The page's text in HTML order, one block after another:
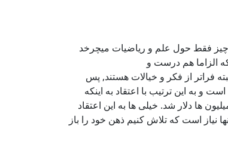
فقط حول علم و ریاضیات میچرخد
الزاما هم درست و
فراتر از فکر و خیالات هستند, پس
و به این ترتیب با اعتقاد به اینکه
ها دلار شد. خیلی ها به این اعتقاد
نیاز است که تلاش کنیم ذهن خود را باز